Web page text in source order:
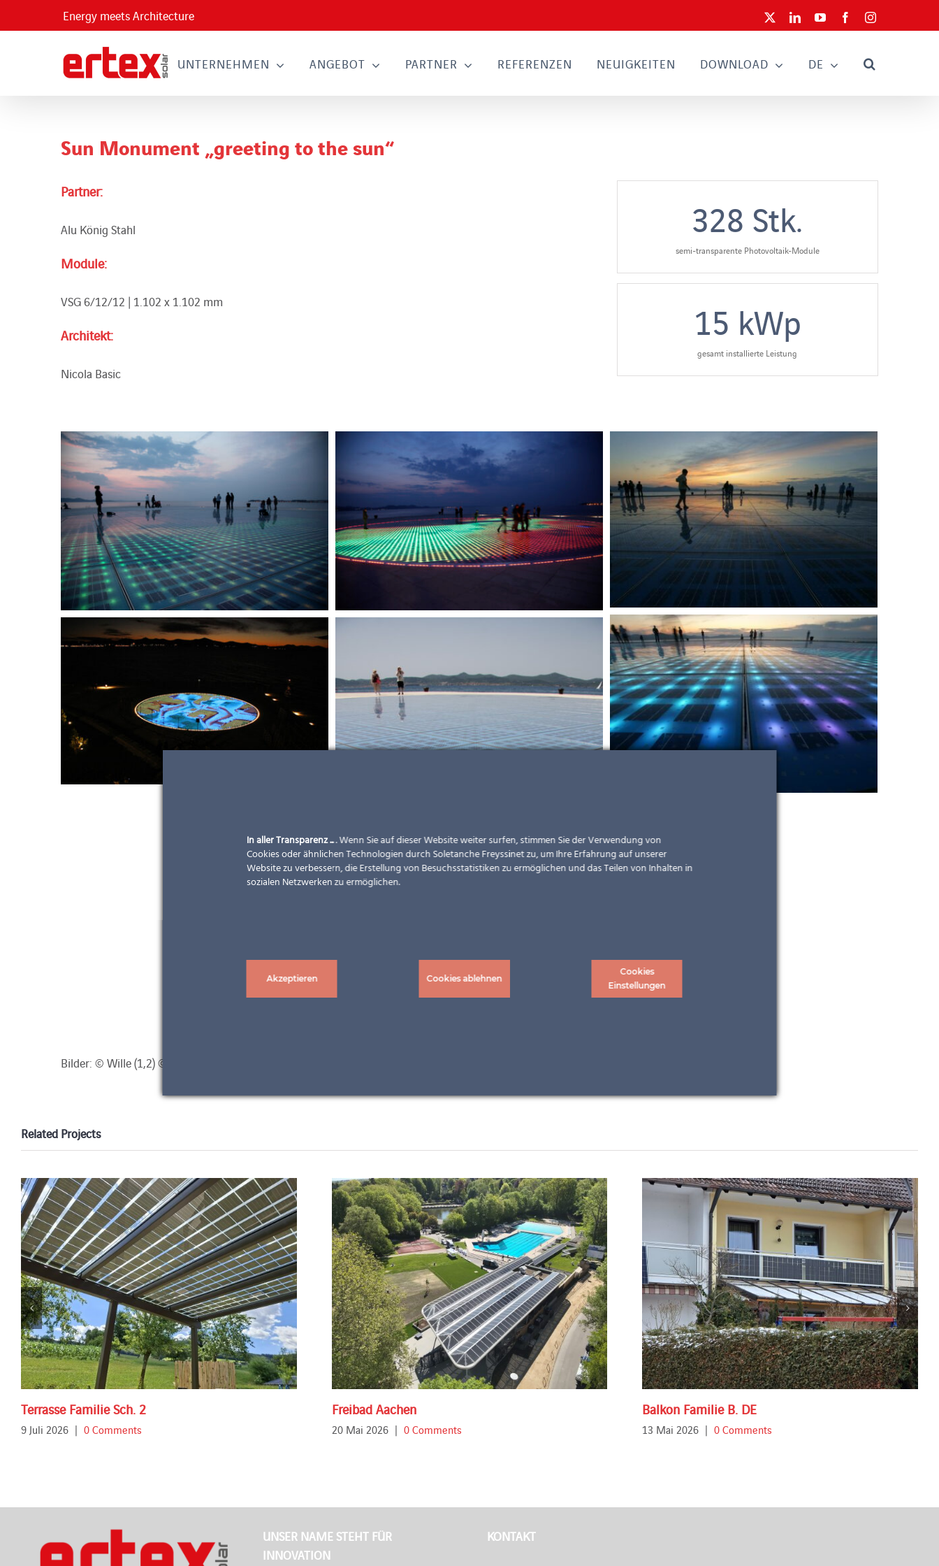
Energy meets Architecture LinkedInYouTubeFacebookInstagram
UNTERNEHMEN ANGEBOT PARTNER REFERENZEN NEUIGKEITEN DOWNLOAD DE
Sun Monument „greeting to the sun“
Partner:
Alu König Stahl
Module:
VSG 6/12/12 | 1.102 x 1.102 mm
Architekt:
Nicola Basic
328 Stk.
semi-transparente Photovoltaik-Module
15 kWp
gesamt installierte Leistung
Bilder: © Wille (1,2) © Eckart (3,4) © Marin Gospic (5,6)
Related Projects
Terrasse Familie Sch. 2
9 Juli 2026 | 0 Comments
Freibad Aachen
20 Mai 2026 | 0 Comments
Balkon Familie B. DE
13 Mai 2026 | 0 Comments
UNSER NAME STEHT FÜR
INNOVATION
KONTAKT
In aller Transparenz .... Wenn Sie auf dieser Website weiter surfen, stimmen Sie der Verwendung von
Cookies oder ähnlichen Technologien durch Soletanche Freyssinet zu, um Ihre Erfahrung auf unserer
Website zu verbessern, die Erstellung von Besuchsstatistiken zu ermöglichen und das Teilen von Inhalten in
sozialen Netzwerken zu ermöglichen.
Akzeptieren Cookies ablehnen
Cookies
Einstellungen